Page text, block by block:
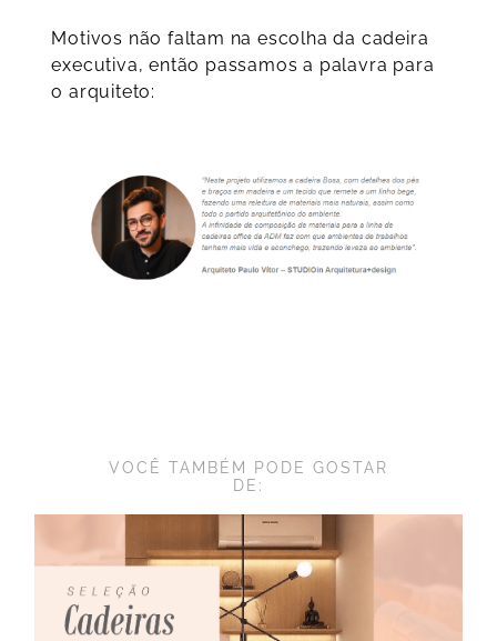
Motivos não faltam na escolha da cadeira
executiva, então passamos a palavra para
o arquiteto:
VOCÊ TAMBÉM PODE GOSTAR
DE: